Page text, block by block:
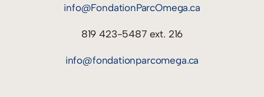
info@FondationParcOmega.ca
819 423-5487 ext. 216
info@fondationparcomega.ca